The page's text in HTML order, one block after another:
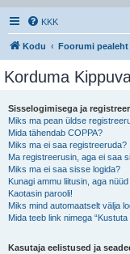
KKK
Kodu Foorumi pealeht
Korduma
Sisselogimisega ja
Miks ma pean üldse
Mida tähendab COPPA?
Miks ma ei saa registreeruda?
Ma registreerusin, aga ei saa
Miks ma ei saa sisse logida?
Kunagi ammu liitusin, aga
Kaotasin parooli!
Miks mind automaatselt välja
Mida teeb link nimega
Kasutaja eelistused ja